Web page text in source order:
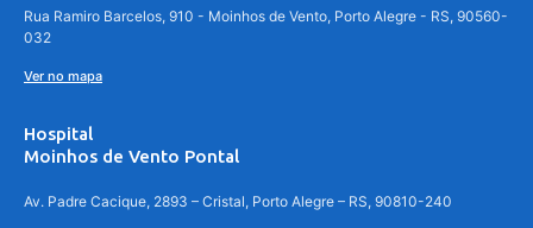
Rua Ramiro Barcelos, 910 - Moinhos de Vento, Porto Alegre - RS, 90560-
032
Ver no mapa
Hospital
Moinhos de Vento Pontal
Av. Padre Cacique, 2893 – Cristal, Porto Alegre – RS, 90810-240